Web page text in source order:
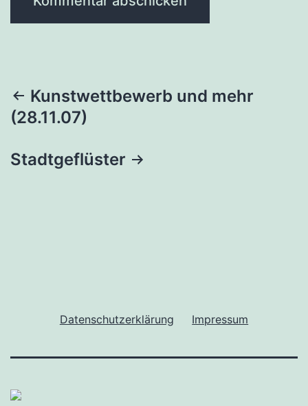
Beitragsnavigation
Kunstwettbewerb und mehr
(28.11.07)
Stadtgeflüster
Datenschutzerklärung Impressum